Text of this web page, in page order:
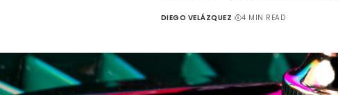
DIEGO VELÁZQUEZ 4 MIN READ